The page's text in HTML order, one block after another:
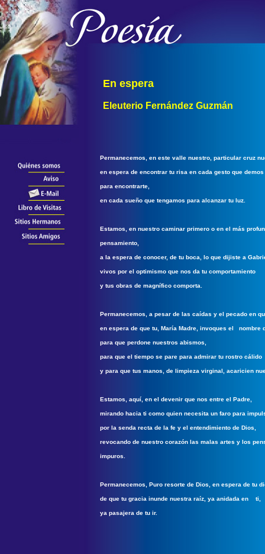
En espera
Eleuterio Fernández Guzmán
Permanecemos, en este valle nuestro, particular cruz
en espera de encontrar tu risa en cada gesto que demos
para encontrarte,
en cada sueño que tengamos para alcanzar tu luz.
Estamos, en nuestro caminar primero o en el más
pensamiento,
a la espera de conocer, de tu boca, lo que dijiste a
vivos por el optimismo que nos da tu comportamiento
y tus obras de magnífico comporta.
Permanecemos, a pesar de las caídas y el pecado en
en espera de que tu, María Madre, invoques el nombre
para que perdone nuestros abismos,
para que el tiempo se pare para admirar tu rostro cálido
y para que tus manos, de limpieza virginal, acaricien
Estamos, aquí, en el devenir que nos entre el Padre,
mirando hacia ti como quien necesita un faro para
por la senda recta de la fe y el entendimiento de Dios,
revocando de nuestro corazón las malas artes y los
impuros.
Permanecemos, Puro resorte de Dios, en espera de tu
de que tu gracia inunde nuestra raíz, ya anidada en ti,
ya pasajera de tu ir.